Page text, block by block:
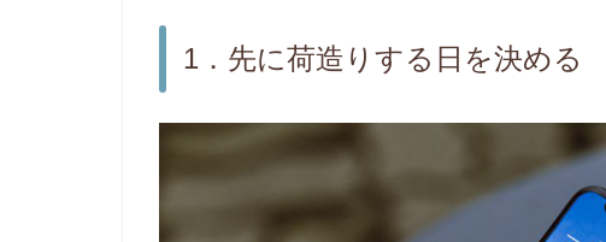
1．先に荷造りする日を決める